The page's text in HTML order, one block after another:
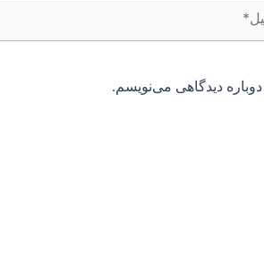
دیدگاهی می‌نویسم.